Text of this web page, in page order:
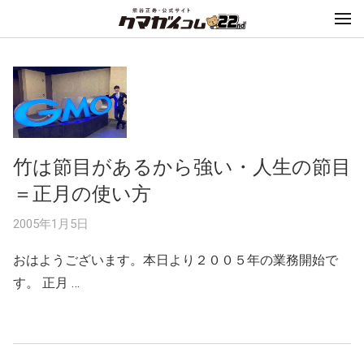
竹は節目があるから強い・人生の節目
＝正月の使い方
2005年1月5日
おはようございます。本日より２００５年の業務開始で
す。 正月 …